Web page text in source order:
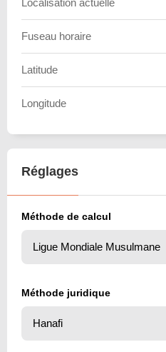
Fuseau horaire
Latitude
Longitude
Réglages
Méthode de calcul
Méthode juridique